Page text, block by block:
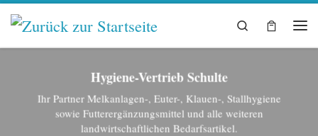
Zum Inhalt springen
Search
Hygiene-Vertrieb Schulte
Ihr Partner Melkanlagen-, Euter-, Klauen-, Stallhygiene
sowie Futterergänzungsmittel und alle weiteren
landwirtschaftlichen Bedarfsartikel.